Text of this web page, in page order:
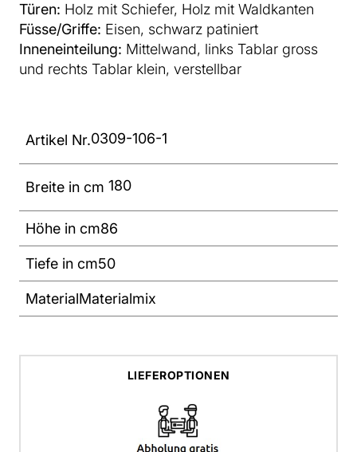
Türen: Holz mit Schiefer, Holz mit Waldkanten
Füsse/Griffe: Eisen, schwarz patiniert
Inneneinteilung: Mittelwand, links Tablar gross
und rechts Tablar klein, verstellbar
Artikel Nr.0309-106-1
Breite in cm 180
Höhe in cm86
Tiefe in cm50
MaterialMaterialmix
LIEFEROPTIONEN